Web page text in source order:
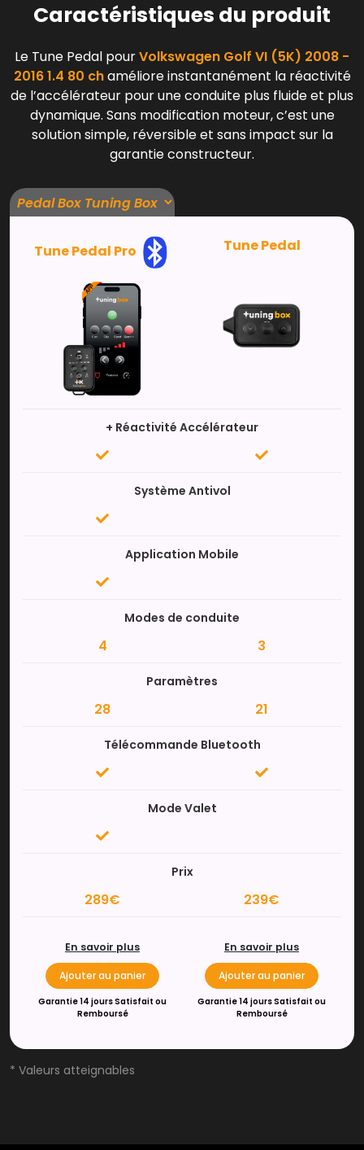
Caractéristiques du produit
Le Tune Pedal pourVolkswagen Golf VI (5K) 2008 -
2016 1.4 80 chaméliore instantanément la réactivité
de l’accélérateur pour une conduite plus fluide et plus
dynamique. Sans modification moteur, c’est une
solution simple, réversible et sans impact sur la
garantie constructeur.
Tune Pedal Pro Tune Pedal
+ Réactivité Accélérateur
Système Antivol
Application Mobile
Modes de conduite
4 3
Paramètres
28 21
Télécommande Bluetooth
Mode Valet
Prix
289€ 239€
En savoir plus
Ajouter au panier
Garantie 14 jours Satisfait ou
Remboursé
En savoir plus
Ajouter au panier
Garantie 14 jours Satisfait ou
Remboursé
* Valeurs atteignables